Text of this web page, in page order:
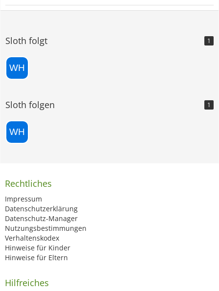
Sloth folgt 1
Sloth folgen 1
Rechtliches
Impressum
Datenschutzerklärung
Datenschutz-Manager
Nutzungsbestimmungen
Verhaltenskodex
Hinweise für Kinder
Hinweise für Eltern
Hilfreiches